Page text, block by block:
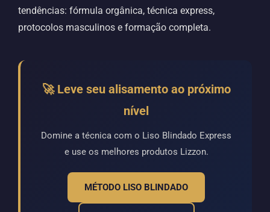
tendências: fórmula orgânica, técnica express,
protocolos masculinos e formação completa.
🚀 Leve seu alisamento ao próximo
nível
Domine a técnica com o Liso Blindado Express
e use os melhores produtos Lizzon.
MÉTODO LISO BLINDADO